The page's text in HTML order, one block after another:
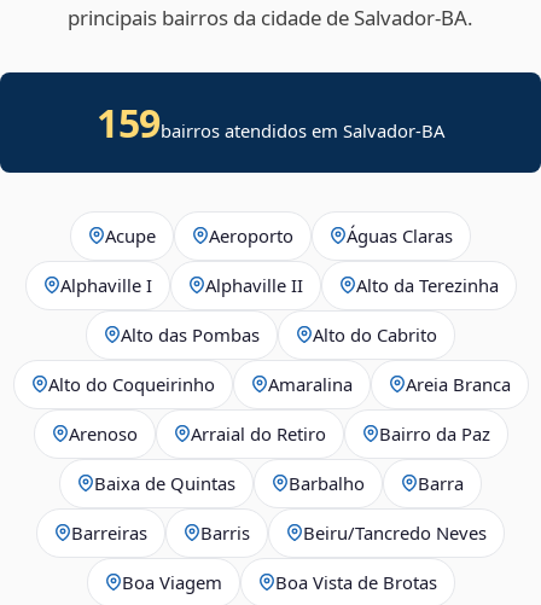
principais bairros da cidade de Salvador‑BA.
159bairros atendidos em Salvador-BA
Acupe Aeroporto Águas Claras
Alphaville I Alphaville II Alto da Terezinha
Alto das Pombas Alto do Cabrito
Alto do Coqueirinho Amaralina Areia Branca
Arenoso Arraial do Retiro Bairro da Paz
Baixa de Quintas Barbalho Barra
Barreiras Barris Beiru/Tancredo Neves
Boa Viagem Boa Vista de Brotas